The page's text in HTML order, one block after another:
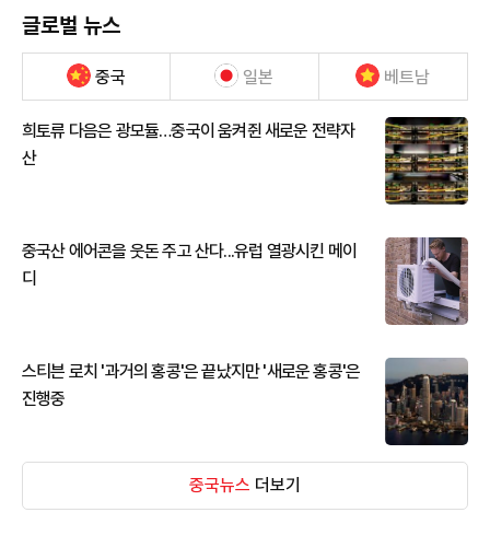
글로벌 뉴스
중국 일본 베트남
희토류 다음은 광모듈…중국이 움켜쥔 새로운 전략자
산
중국산 에어콘을 웃돈 주고 산다...유럽 열광시킨 메이
디
스티븐 로치 '과거의 홍콩'은 끝났지만 '새로운 홍콩'은
진행중
중국뉴스 더보기